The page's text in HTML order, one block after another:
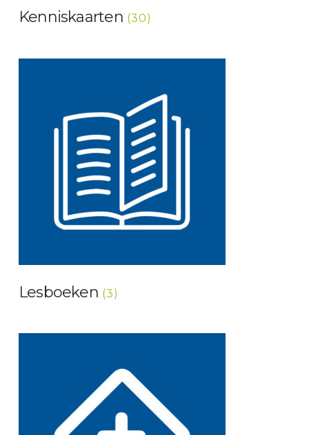
Kenniskaarten (30)
Lesboeken (3)